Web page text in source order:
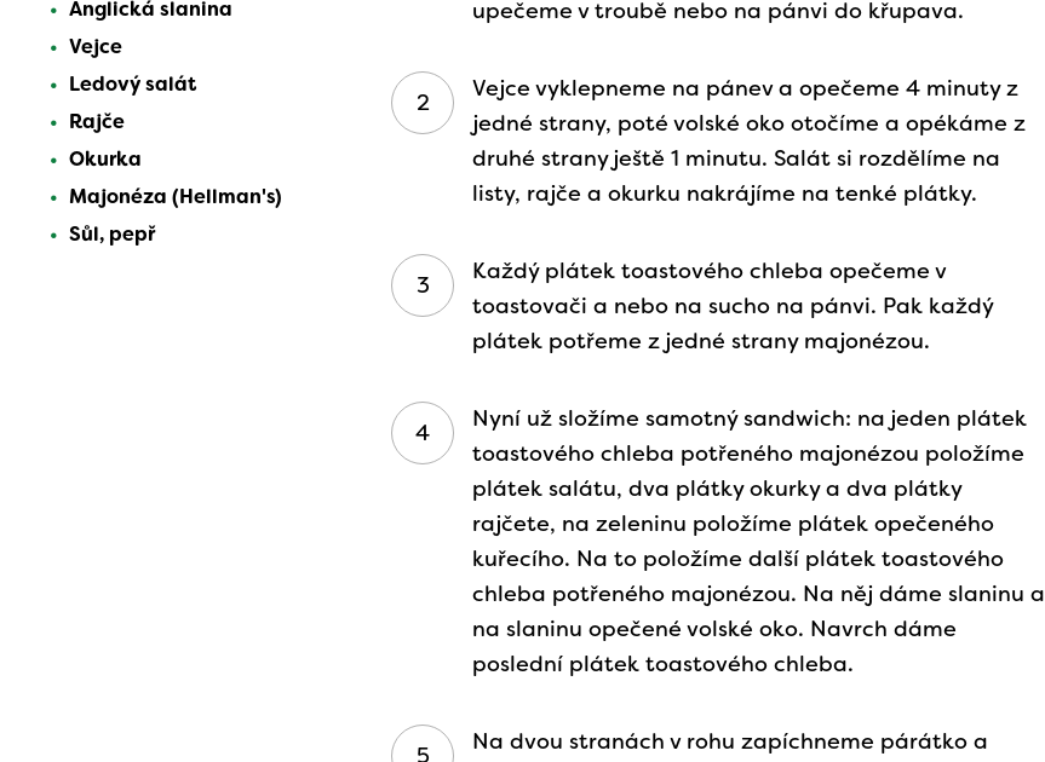
Anglická slanina
Vejce
Ledový salát
Rajče
Okurka
Majonéza (Hellman's)
Sůl, pepř
upečeme v troubě nebo na pánvi do křupava.
Vejce vyklepneme na pánev a opečeme 4 minuty z
jedné strany, poté volské oko otočíme a opékáme z
druhé strany ještě 1 minutu. Salát si rozdělíme na
listy, rajče a okurku nakrájíme na tenké plátky.
Každý plátek toastového chleba opečeme v
toastovači a nebo na sucho na pánvi. Pak každý
plátek potřeme z jedné strany majonézou.
Nyní už složíme samotný sandwich: na jeden plátek
toastového chleba potřeného majonézou položíme
plátek salátu, dva plátky okurky a dva plátky
rajčete, na zeleninu položíme plátek opečeného
kuřecího. Na to položíme další plátek toastového
chleba potřeného majonézou. Na něj dáme slaninu a
na slaninu opečené volské oko. Navrch dáme
poslední plátek toastového chleba.
Na dvou stranách v rohu zapíchneme párátko a